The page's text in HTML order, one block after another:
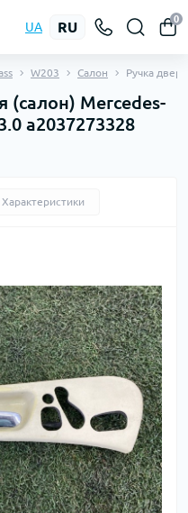
UA RU
0
W203 Салон Ручка
(салон) Mercedes-
a2037273328
Характеристики